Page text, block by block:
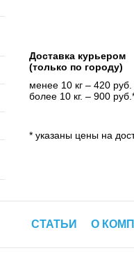
Доставка курьером
(только по городу)
менее 10 кг – 420 руб.
более 10 кг. – 900
* указаны цены на
СТАТЬИ О